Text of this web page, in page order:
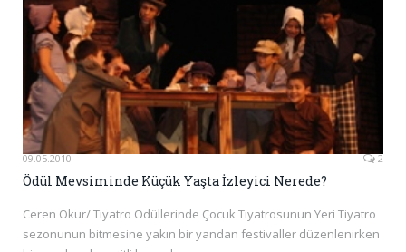
09.05.2010 2
Ödül Mevsiminde Küçük Yaşta İzleyici Nerede?
Ceren Okur/ Tiyatro Ödüllerinde Çocuk Tiyatrosunun Yeri Tiyatro
sezonunun bitmesine yakın bir yandan festivaller düzenlenirken